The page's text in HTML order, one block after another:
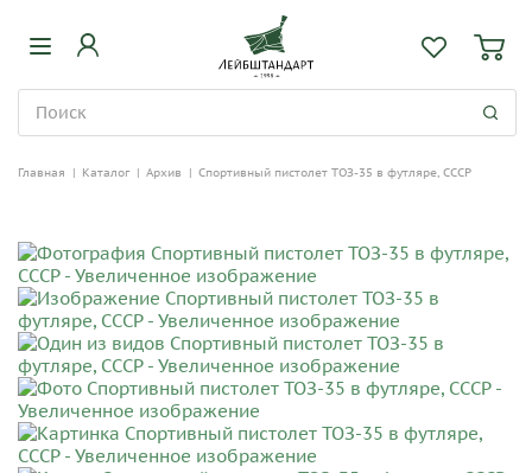
Главная | Каталог | Архив | Спортивный пистолет ТОЗ-35 в футляре, СССР